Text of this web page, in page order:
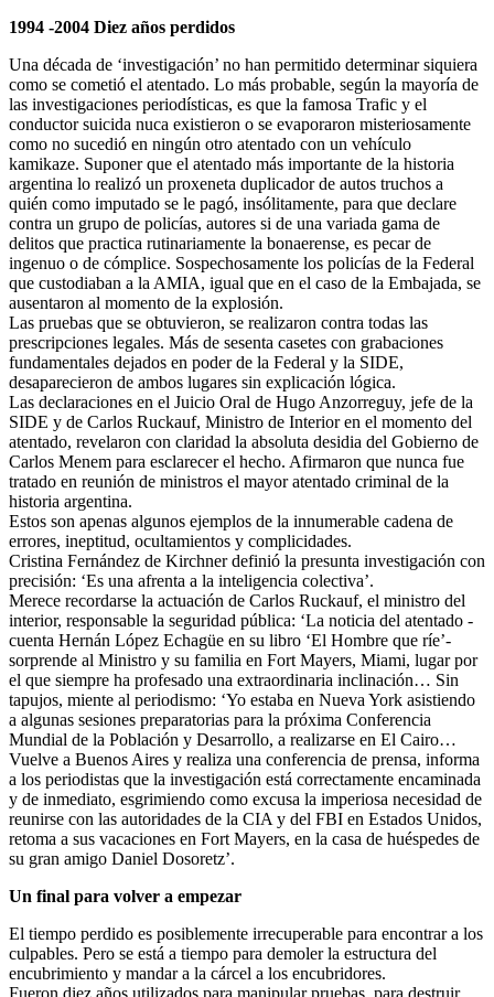
1994 -2004 Diez años perdidos
Una década de ‘investigación’ no han permitido determinar siquiera
como se cometió el atentado. Lo más probable, según la mayoría de
las investigaciones periodísticas, es que la famosa Trafic y el
conductor suicida nuca existieron o se evaporaron misteriosamente
como no sucedió en ningún otro atentado con un vehículo
kamikaze. Suponer que el atentado más importante de la historia
argentina lo realizó un proxeneta duplicador de autos truchos a
quién como imputado se le pagó, insólitamente, para que declare
contra un grupo de policías, autores si de una variada gama de
delitos que practica rutinariamente la bonaerense, es pecar de
ingenuo o de cómplice. Sospechosamente los policías de la Federal
que custodiaban a la AMIA, igual que en el caso de la Embajada, se
ausentaron al momento de la explosión.
Las pruebas que se obtuvieron, se realizaron contra todas las
prescripciones legales. Más de sesenta casetes con grabaciones
fundamentales dejados en poder de la Federal y la SIDE,
desaparecieron de ambos lugares sin explicación lógica.
Las declaraciones en el Juicio Oral de Hugo Anzorreguy, jefe de la
SIDE y de Carlos Ruckauf, Ministro de Interior en el momento del
atentado, revelaron con claridad la absoluta desidia del Gobierno de
Carlos Menem para esclarecer el hecho. Afirmaron que nunca fue
tratado en reunión de ministros el mayor atentado criminal de la
historia argentina.
Estos son apenas algunos ejemplos de la innumerable cadena de
errores, ineptitud, ocultamientos y complicidades.
Cristina Fernández de Kirchner definió la presunta investigación con
precisión: ‘Es una afrenta a la inteligencia colectiva’.
Merece recordarse la actuación de Carlos Ruckauf, el ministro del
interior, responsable la seguridad pública: ‘La noticia del atentado -
cuenta Hernán López Echagüe en su libro ‘El Hombre que ríe’-
sorprende al Ministro y su familia en Fort Mayers, Miami, lugar por
el que siempre ha profesado una extraordinaria inclinación… Sin
tapujos, miente al periodismo: ‘Yo estaba en Nueva York asistiendo
a algunas sesiones preparatorias para la próxima Conferencia
Mundial de la Población y Desarrollo, a realizarse en El Cairo…
Vuelve a Buenos Aires y realiza una conferencia de prensa, informa
a los periodistas que la investigación está correctamente encaminada
y de inmediato, esgrimiendo como excusa la imperiosa necesidad de
reunirse con las autoridades de la CIA y del FBI en Estados Unidos,
retoma a sus vacaciones en Fort Mayers, en la casa de huéspedes de
su gran amigo Daniel Dosoretz’.
Un final para volver a empezar
El tiempo perdido es posiblemente irrecuperable para encontrar a los
culpables. Pero se está a tiempo para demoler la estructura del
encubrimiento y mandar a la cárcel a los encubridores.
Fueron diez años utilizados para manipular pruebas, para destruir